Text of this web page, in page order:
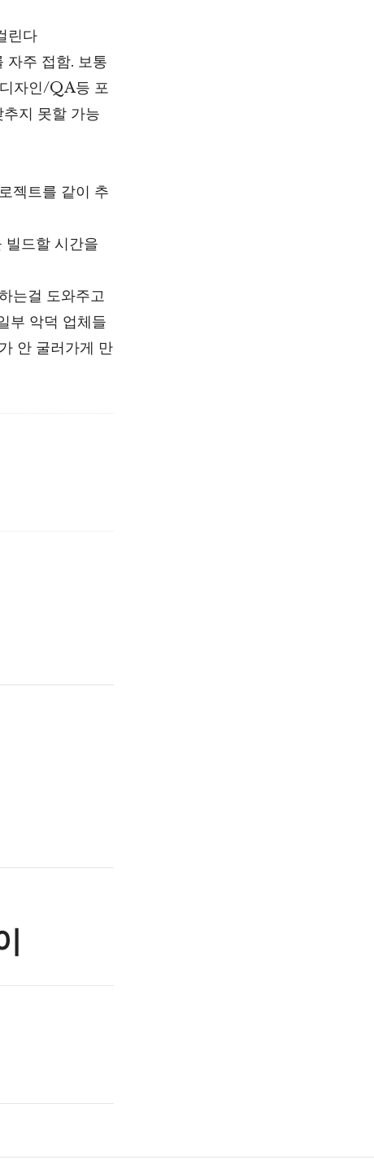
린다
자주 접함. 보통
자인/QA등 포
지 못할 가능
젝트를 같이 추
빌드할 시간을
는걸 도와주고
부 악덕 업체들
안 굴러가게 만